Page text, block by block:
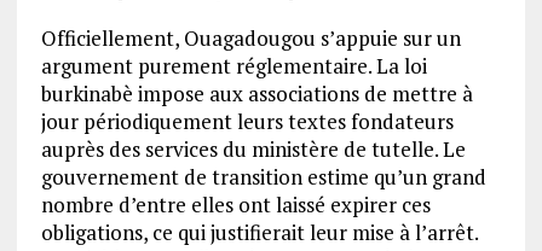
Officiellement, Ouagadougou s’appuie sur un
argument purement réglementaire. La loi
burkinabè impose aux associations de mettre à
jour périodiquement leurs textes fondateurs
auprès des services du ministère de tutelle. Le
gouvernement de transition estime qu’un grand
nombre d’entre elles ont laissé expirer ces
obligations, ce qui justifierait leur mise à l’arrêt.